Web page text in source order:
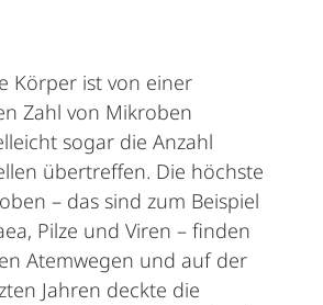
Körper ist von einer
Zahl von Mikroben
sogar die Anzahl
übertreffen. Die höchste
– das sind zum Beispiel
Pilze und Viren – finden
Atemwegen und auf der
Jahren deckte die